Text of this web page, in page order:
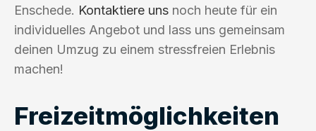
Enschede. Kontaktiere uns noch heute für ein
individuelles Angebot und lass uns gemeinsam
deinen Umzug zu einem stressfreien Erlebnis
machen!
Freizeitmöglichkeiten